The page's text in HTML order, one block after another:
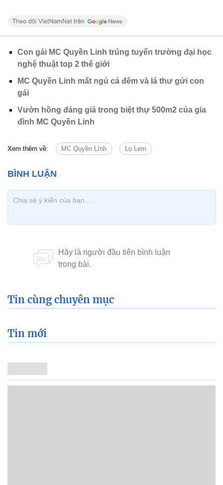
Con gái MC Quyền Linh trúng tuyển trường đại học
nghệ thuật top 2 thế giới
MC Quyền Linh mất ngủ cả đêm và lá thư gửi con
gái
Vườn hồng đáng giá trong biệt thự 500m2 của gia
đình MC Quyền Linh
Xem thêm về: MC Quyền LInh Lọ Lem
Tin cùng chuyên mục
Tin mới